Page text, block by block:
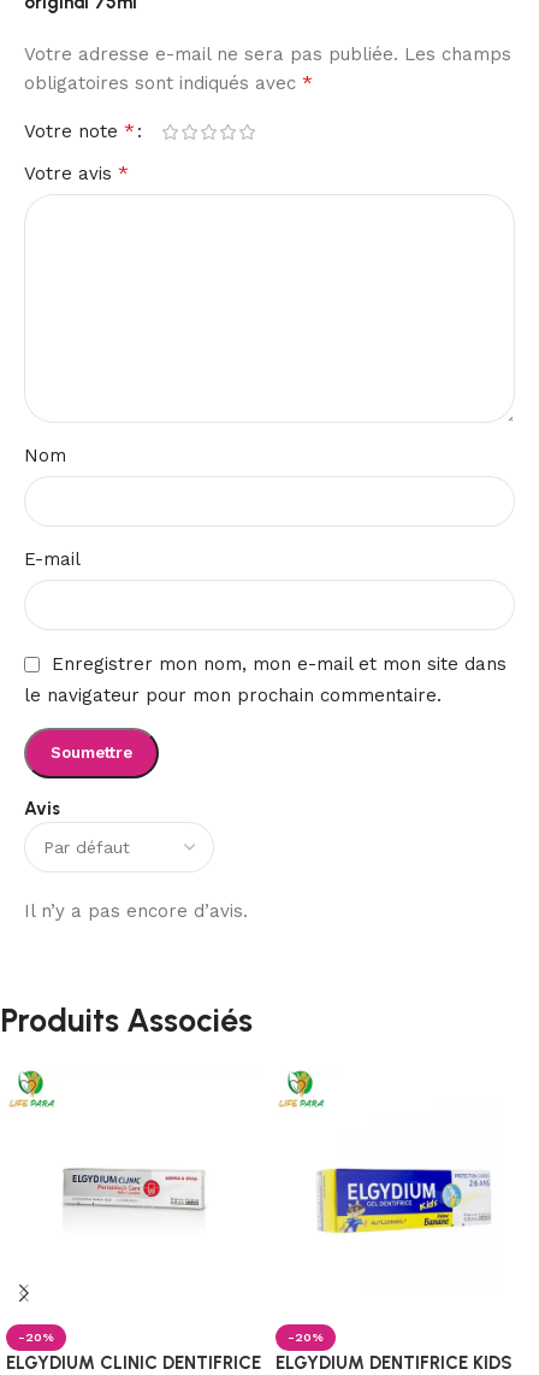
Avis
Il n’y a pas encore d’avis.
Votre adresse e-mail ne sera pas publiée. Les champs
obligatoires sont indiqués avec *
Votre note *
Votre avis *
Nom
E-mail
Enregistrer mon nom, mon e-mail et mon site dans
le navigateur pour mon prochain commentaire.
Produits Associés
-20%
ELGYDIUM CLINIC DENTIFRICE
-20%
ELGYDIUM DENTIFRICE KIDS